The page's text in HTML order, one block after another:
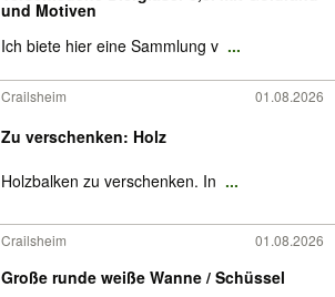
und Motiven
Ich biete hier eine Sammlung v ...
Crailsheim 01.08.2026
Zu verschenken: Holz
Holzbalken zu verschenken. In ...
Crailsheim 01.08.2026
Große runde weiße Wanne / Schüssel